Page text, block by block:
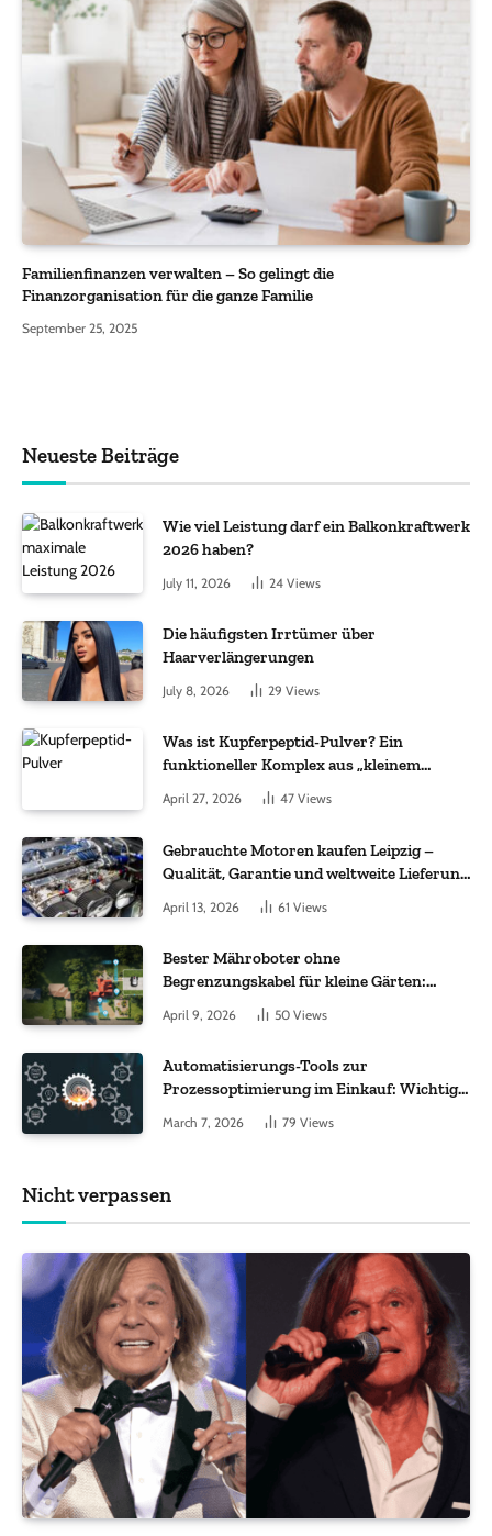
Familienfinanzen verwalten – So gelingt die
Finanzorganisation für die ganze Familie
September 25, 2025
Neueste Beiträge
Wie viel Leistung darf ein Balkonkraftwerk
2026 haben?
July 11, 2026 24 Views
Die häufigsten Irrtümer über
Haarverlängerungen
July 8, 2026 29 Views
Was ist Kupferpeptid-Pulver? Ein
funktioneller Komplex aus „kleinem
Molekül + Metall“
April 27, 2026 47 Views
Gebrauchte Motoren kaufen Leipzig –
Qualität, Garantie und weltweite Lieferung
April 13, 2026 61 Views
Bester Mähroboter ohne
Begrenzungskabel für kleine Gärten:
Worauf es bei 200 bis 500 m² wirklich
ankommt
April 9, 2026 50 Views
Automatisierungs-Tools zur
Prozessoptimierung im Einkauf: Wichtige
Funktionen, auf die Sie achten sollten
March 7, 2026 79 Views
Nicht verpassen